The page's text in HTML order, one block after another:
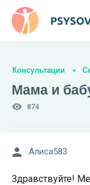
Консультации
Мама и
874
Алиса583
Здравствуйте!